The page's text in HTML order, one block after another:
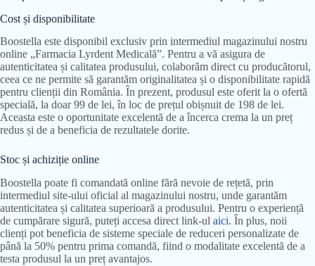
Cost și disponibilitate
Boostella este disponibil exclusiv prin intermediul magazinului nostru
online „Farmacia Lyrdent Medicală”. Pentru a vă asigura de
autenticitatea și calitatea produsului, colaborăm direct cu producătorul,
ceea ce ne permite să garantăm originalitatea și o disponibilitate rapidă
pentru clienții din România. În prezent, produsul este oferit la o ofertă
specială, la doar 99 de lei, în loc de prețul obișnuit de 198 de lei.
Aceasta este o oportunitate excelentă de a încerca crema la un preț
redus și de a beneficia de rezultatele dorite.
Stoc și achiziție online
Boostella poate fi comandată online fără nevoie de rețetă, prin
intermediul site-ului oficial al magazinului nostru, unde garantăm
autenticitatea și calitatea superioară a produsului. Pentru o experiență
de cumpărare sigură, puteți accesa direct link-ul aici. În plus, noii
clienți pot beneficia de sisteme speciale de reduceri personalizate de
până la 50% pentru prima comandă, fiind o modalitate excelentă de a
testa produsul la un preț avantajos.